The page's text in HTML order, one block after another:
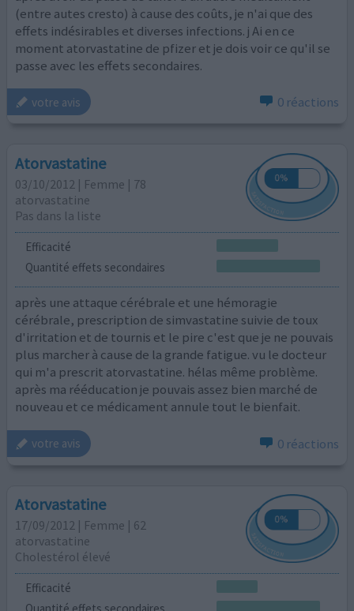
(entre autes cresto) à cause des coûts, je n'ai que des
effets indésirables et diverses infections. j Ai en ce
moment atorvastatine de pfizer et je dois voir ce qu'il se
passe avec les effets secondaires.
votre avis 0 réactions
Atorvastatine
03/10/2012 | Femme | 78
atorvastatine
Pas dans la liste
Efficacité
Quantité effets secondaires
après une attaque cérébrale et une hémoragie
cérébrale, prescription de simvastatine suivie de toux
d'irritation et de tournis et le pire c'est que je ne pouvais
plus marcher à cause de la grande fatigue. vu le docteur
qui m'a prescrit atorvastatine. hélas même problème.
après ma rééducation je pouvais assez bien marché de
nouveau et ce médicament annule tout le bienfait.
votre avis 0 réactions
Atorvastatine
17/09/2012 | Femme | 62
atorvastatine
Cholestérol élevé
Efficacité